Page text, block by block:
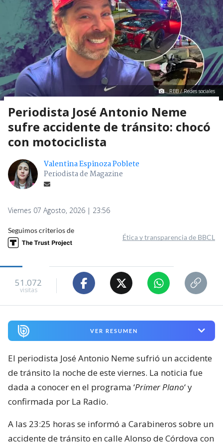
RBB / Redes sociales
Periodista José Antonio Neme
sufre accidente de tránsito: chocó
con motociclista
Valentina Espinoza Poblete
Periodista de Magazine
Viernes 07 Agosto, 2026 | 23:56
Seguimos criterios de
Ética y transparencia de BBCL
51.072
visitas
VER RESUMEN
El periodista José Antonio Neme sufrió un accidente
de tránsito la noche de este viernes. La noticia fue
dada a conocer en el programa ‘Primer Plano‘ y
confirmada por La Radio.
A las 23:25 horas se informó a Carabineros sobre un
accidente de tránsito en calle Alonso de Córdova con